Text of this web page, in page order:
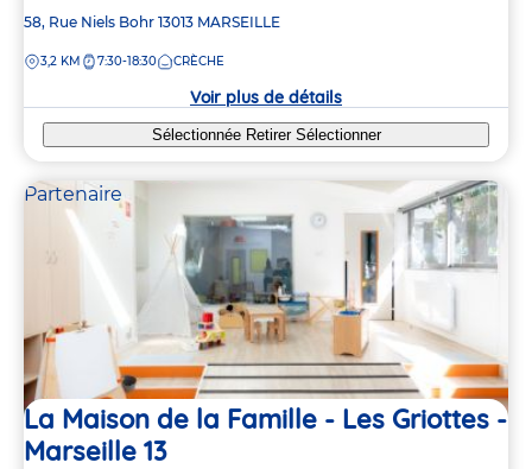
Adresse
la
58, Rue Niels Bohr 13013 MARSEILLE
DISTANCE
3,2 KM 7:30-18:30 CRÈCHE
Voir plus de détails
Sélectionnée Retirer Sélectionner
Partenaire
La Maison de la Famille - Les Griottes -
Marseille 13